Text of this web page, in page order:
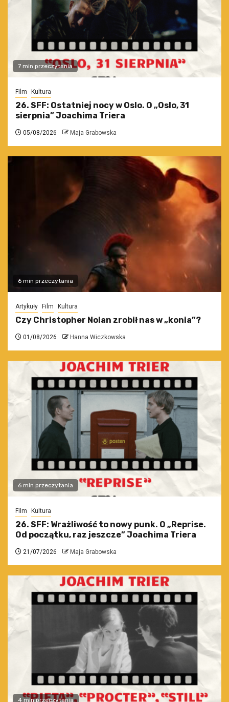
7 min przeczytania
Film Kultura
26. SFF: Ostatniej nocy w Oslo. O „Oslo, 31
sierpnia” Joachima Triera
05/08/2026 Maja Grabowska
6 min przeczytania
Artykuły Film Kultura
Czy Christopher Nolan zrobił nas w „konia”?
01/08/2026 Hanna Wiczkowska
6 min przeczytania
Film Kultura
26. SFF: Wrażliwość to nowy punk. O „Reprise.
Od początku, raz jeszcze” Joachima Triera
21/07/2026 Maja Grabowska
4 min przeczytania